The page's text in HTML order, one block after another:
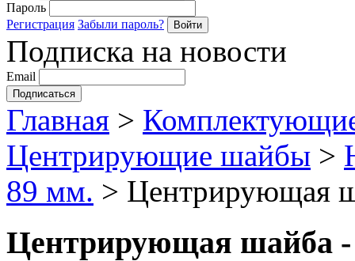
Пароль
Регистрация Забыли пароль?
Подписка на новости
Email
Главная >
Центрирующие шайбы >
89 мм. > Центрирующая
Центрирующая шайба -